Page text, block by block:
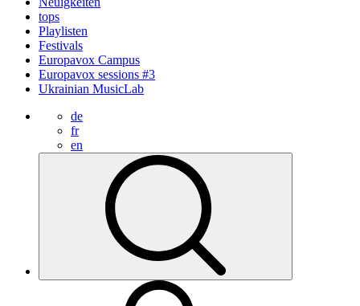
tops
Playlisten
Festivals
Europavox Campus
Europavox sessions #3
Ukrainian MusicLab
de
fr
en